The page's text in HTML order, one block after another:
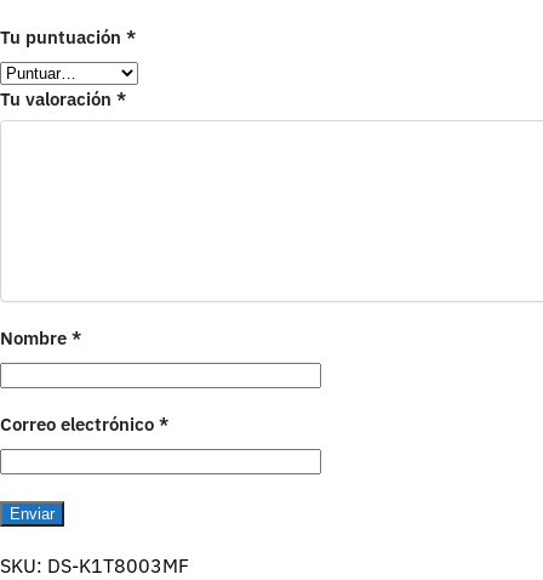
Tu puntuación *
Tu valoración *
Nombre *
Correo electrónico *
SKU: DS-K1T8003MF